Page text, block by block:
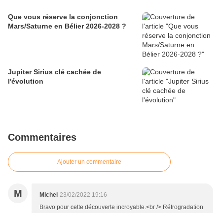
Que vous réserve la conjonction
Mars/Saturne en Bélier 2026-2028 ?
Jupiter Sirius clé cachée de
l'évolution
Commentaires
Ajouter un commentaire
M Michel 23/02/2022 19:16
Bravo pour cette découverte incroyable.<br /> Rétrogradation